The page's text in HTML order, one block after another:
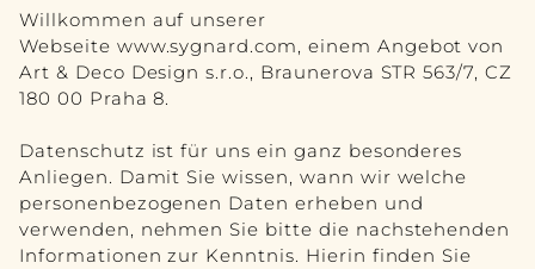
STANDARDS
SHOWROOM
MODERNES ART DECO
MÖBEL
ALLE ANSEHEN
Willkommen auf unserer
Webseite www.sygnard.com, einem Angebot von
Art & Deco Design s.r.o., Braunerova STR 563/7, CZ
180 00 Praha 8.
Datenschutz ist für uns ein ganz besonderes
Anliegen. Damit Sie wissen, wann wir welche
personenbezogenen Daten erheben und
verwenden, nehmen Sie bitte die nachstehenden
Informationen zur Kenntnis. Hierin finden Sie